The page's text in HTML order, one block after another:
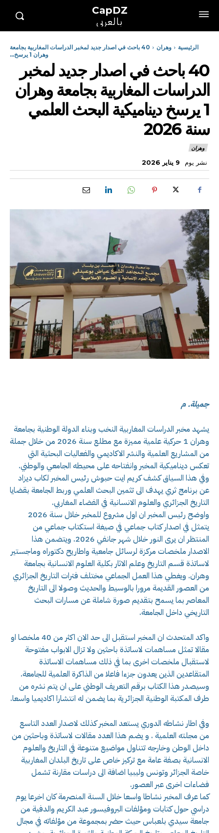
CapDZ
بالعربي
الرئيسية وهران
40 باحث في اصدار جديد لمخبر الدراسات المغاربية بجامعة
وهران 1 يرسخ...
40 باحث في اصدار جديد لمخبر
الدراسات المغاربية بجامعة وهران
1 يرسخ ديناميكية البحث العلمي
سنة 2026
وهران
نشر يوم 9 يناير 2026
جميلة. م
يشهد مخبر الدراسات المغاربية النخب وبناء الدولة الوطنية بجامعة
وهران 1 حركية علمية مميزة مع مطلع سنة 2026 من خلال جملة
من المشاريع العلمية والنشر الاكاديمي والفعاليات البحثية التي
تعكس ديناميكية المخبر وانفتاحه على محيطه الجامعي والوطني.
وفي هذا السياق كشف كريم ايت حبوش رئيس المخبر لكاب ديزاد
عن برنامج ثري يهدف الى تثمين البحث العلمي وربط الجامعة بقضايا
التاريخ الجزائري والعلوم الانسانية في الفضاء المغاربي.
واوضح رئيس المخبر ان اول مشروع للمخبر خلال سنة 2026
يتمثل في اصدار كتاب جماعي في صيغة استكتاب جماعي من
المنتظر ان يرى النور خلال شهر جانفي 2026. ويتضمن هذا
الاصدار ملخصات مركزة لرسائل جامعية واطاريح دكتوراه وماجستير
لاساتذة قسم التاريخ وعلم الاثار بكلية العلوم الانسانية بجامعة
وهران. ويغطي هذا العمل الجماعي مختلف فترات التاريخ الجزائري
من العصور القديمة مرورا بالوسيط والحديث وصولا الى التاريخ
المعاصر بما يسمح بتقديم صورة شاملة عن مسارات البحث
التاريخي داخل الجامعة.
واكد المتحدث ان المخبر استقبل الى حد الان اكثر من 40 ملخصا او
مقالا تمثل مساهمات لاساتذة باحثين ولا تزال الابواب مفتوحة
لاستقبال ملخصات اخرى بما في ذلك مساهمات الاساتذة
المتقاعدين الذين يعدون جزءا فاعلا من الذاكرة العلمية للجامعة.
وسيصدر هذا الكتاب برقم التعريف الوطني على ان يتم نشره من
طرف المكتبة الوطنية الجزائرية بما يضمن له انتشارا اكاديميا واسعا.
وفي اطار نشاطه الدوري يستعد المخبر كذلك لاصدار العدد التاسع
من مجلته العلمية . و يضم هذا العدد مقالات لاساتذة وباحثين من
داخل الوطن وخارجه تتناول مواضيع متنوعة في التاريخ والعلوم
الانسانية بصفة عامة مع تركيز خاص على تاريخ البلدان المغاربية
خاصة الجزائر وتونس وليبيا اضافة الى دراسات مقارنة تشمل
فضاءات اخرى عبر العصور.
كما عرف المخبر نشاطا واسعا خلال السنة المنصرمة كان اخرعا يوم
دراسي حول كتابات ومؤلفات البروفيسور عبد الكريم والدفية من
جامعة سيدي بلعباس حيث حضر بمجموعة من مؤلفاته في مجال